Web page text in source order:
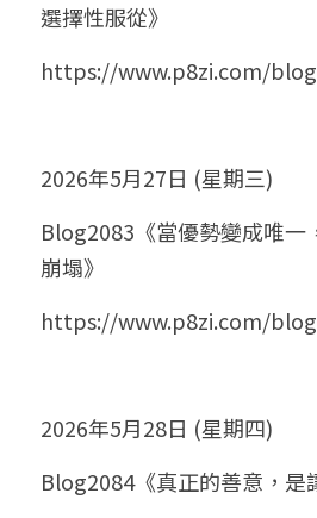
選擇性服從》
https://www.p8zi.com/
2026年5月27日 (星期三)
Blog2083《當優勢變成唯一
崩塌》
https://www.p8zi.com/
2026年5月28日 (星期四)
Blog2084《真正的善意，是